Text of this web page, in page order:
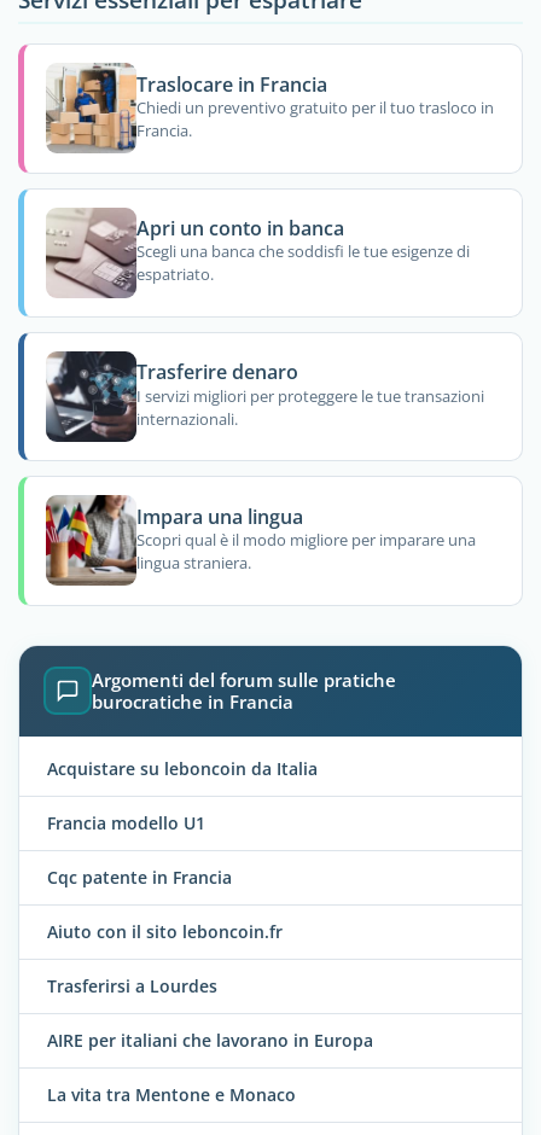
Traslocare in Francia
Chiedi un preventivo gratuito per il tuo trasloco in
Francia.
Apri un conto in banca
Scegli una banca che soddisfi le tue esigenze di
espatriato.
Trasferire denaro
I servizi migliori per proteggere le tue transazioni
internazionali.
Impara una lingua
Scopri qual è il modo migliore per imparare una
lingua straniera.
Argomenti del forum sulle pratiche
burocratiche in Francia
Acquistare su leboncoin da Italia
Francia modello U1
Cqc patente in Francia
Aiuto con il sito leboncoin.fr
Trasferirsi a Lourdes
AIRE per italiani che lavorano in Europa
La vita tra Mentone e Monaco